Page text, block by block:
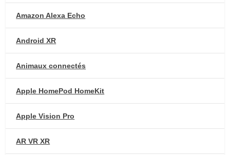
Amazon Alexa Echo
Android XR
Animaux connectés
Apple HomePod HomeKit
Apple Vision Pro
AR VR XR